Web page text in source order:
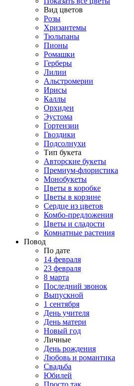
Вид цветов
Розы
Хризантемы
Тюльпаны
Пионы
Ромашки
Герберы
Лилии
Альстромерии
Ирисы
Каллы
Орхидеи
Эустома
Гортензии
Гвоздики
Подсолнухи
Тип букета
Авторские букеты
Премиум-флористика
Монобукеты
Цветы в коробке
Цветы в корзине
Сердце из цветов
Комбо-предложения
Цветы и сладости
Комнатные растения
Повод
По дате
14 февраля
23 февраля
8 марта
Последний звонок
Выпускной
1 сентября
День учителя
День матери
Новый год
Личные
День рождения
Любовь и романтика
Свадьба
Юбилей
Просто так